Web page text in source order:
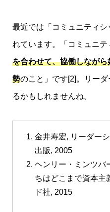
最近では「コミュニティ
れています。「コミュニテ
を合わせて、協働しなが
勢のこと」です[2]。リー
るかもしれませんね。
金井寿宏, リーダー
出版, 2005
ヘンリー・ミンツバ
ちはどこまで資本主
ド社, 2015